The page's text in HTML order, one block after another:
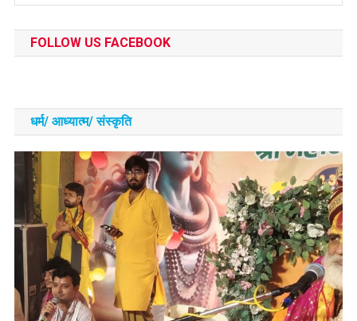
FOLLOW US FACEBOOK
धर्म/ आध्‍यात्‍म/ संस्‍कृति